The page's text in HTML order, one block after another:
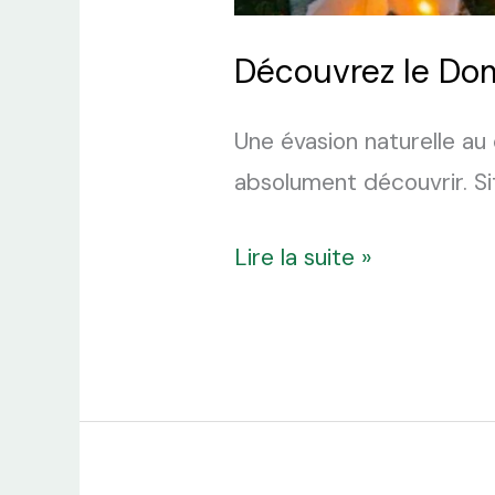
Découvrez le
Une évasion naturelle
absolument découvrir.
Lire la suite »